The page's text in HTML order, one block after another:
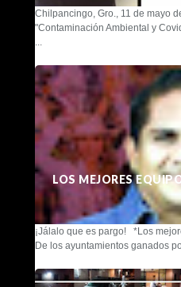
Chilpancingo, Gro., 11 de mayo
"Contaminación Ambiental y
...
LOS MEJORES
¡Jálalo que es pargo! *Los
De los ayuntamientos ganados